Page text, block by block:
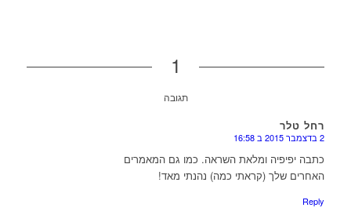
1
תגובה
רחל טלר
2 בדצמבר 2015 ב 16:58
כתבה יפיפיה ומלאת השראה. כמו גם המאמרים
האחרים שלך (קראתי כמה) נהנתי מאד!
Reply